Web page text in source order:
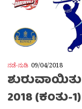
ನಡೆ-ನುಡಿ 09/04/2018
2018 (ಕಂತು-1)